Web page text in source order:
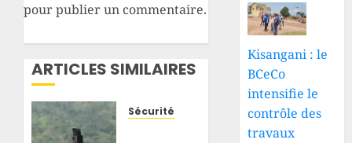
pour publier un commentaire.
ARTICLES SIMILAIRES
Sécurité
Kisangani : le
BCeCo
intensifie le
contrôle des
travaux